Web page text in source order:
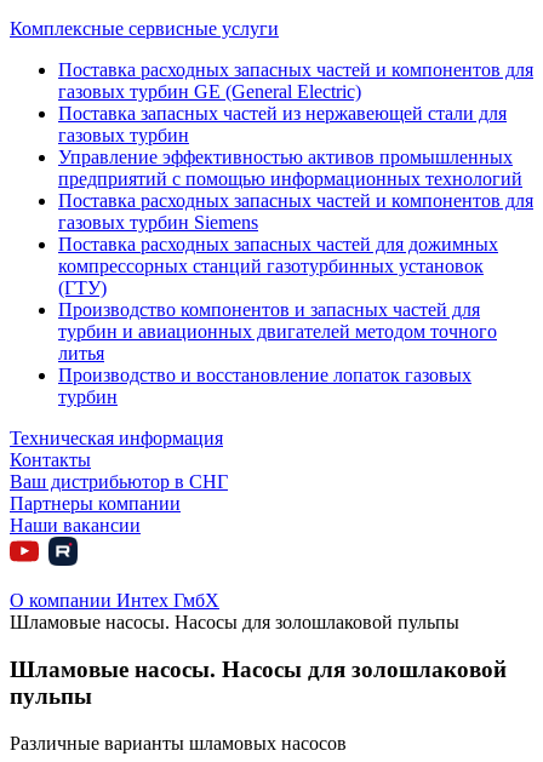
Комплексные сервисные услуги
Поставка расходных запасных частей и компонентов для
газовых турбин GE (General Electric)
Поставка запасных частей из нержавеющей стали для
газовых турбин
Управление эффективностью активов промышленных
предприятий с помощью информационных технологий
Поставка расходных запасных частей и компонентов для
газовых турбин Siemens
Поставка расходных запасных частей для дожимных
компрессорных станций газотурбинных установок
(ГТУ)
Производство компонентов и запасных частей для
турбин и авиационных двигателей методом точного
литья
Производство и восстановление лопаток газовых
турбин
Техническая информация
Контакты
Ваш дистрибьютор в СНГ
Партнеры компании
Наши вакансии
О компании Интех ГмбХ
Шламовые насосы. Насосы для золошлаковой пульпы
Шламовые насосы. Насосы для золошлаковой
пульпы
Различные варианты шламовых насосов